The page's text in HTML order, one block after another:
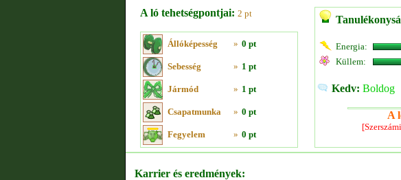
A ló tehetségpontjai: 2 pt
Állóképesség » 0 pt
Sebesség » 1 pt
Jármód » 1 pt
Csapatmunka » 0 pt
Fegyelem » 0 pt
Energia:
Küllem:
Kedv: Boldog
A
Karrier és eredmények: